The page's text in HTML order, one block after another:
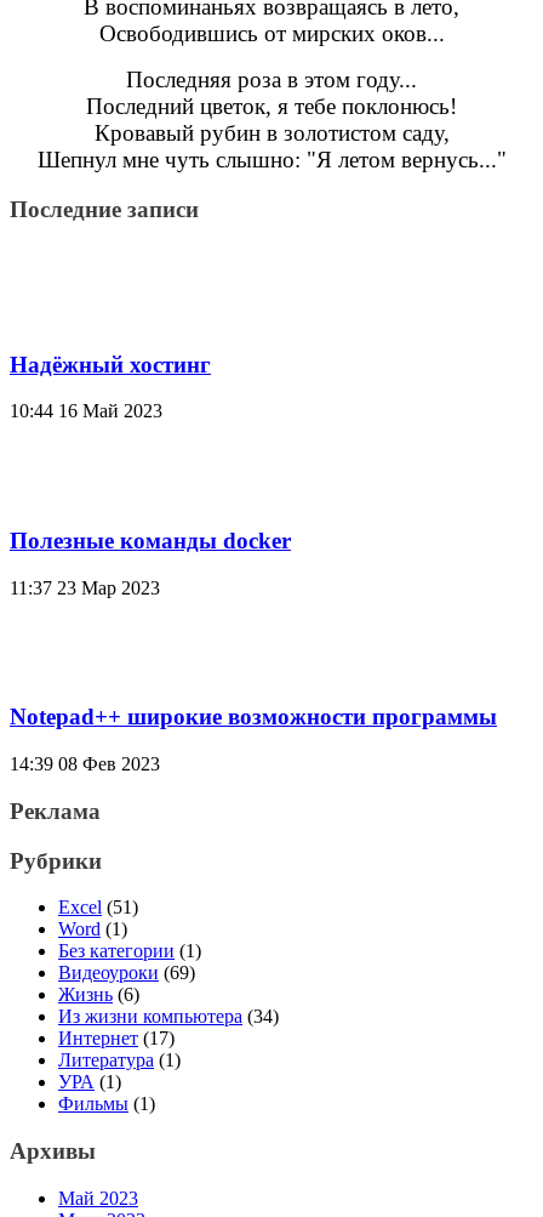
В воспоминаньях возвращаясь в лето,
Освободившись от мирских оков...
Последняя роза в этом году...
Последний цветок, я тебе поклонюсь!
Кровавый рубин в золотистом саду,
Шепнул мне чуть слышно: "Я летом вернусь..."
Последние записи
Надёжный хостинг
10:44 16 Май 2023
Полезные команды docker
11:37 23 Мар 2023
Notepad++ широкие возможности программы
14:39 08 Фев 2023
Реклама
Рубрики
Excel (51)
Word (1)
Без категории (1)
Видеоуроки (69)
Жизнь (6)
Из жизни компьютера (34)
Интернет (17)
Литература (1)
УРА (1)
Фильмы (1)
Архивы
Май 2023